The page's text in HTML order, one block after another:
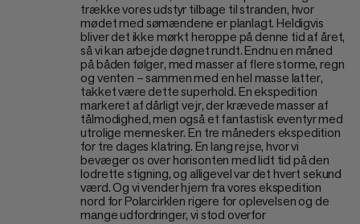
trække vores udstyr tilbage til stranden, hvor
mødet med sømændene er planlagt. Heldigvis
bliver det ikke mørkt heroppe på denne tid af året,
så vi kan arbejde døgnet rundt. Endnu en måned
på båden følger, med masser af flere storme, regn
og venten – sammen med en hel masse latter,
takket være dette superhold. En ekspedition
markeret af dårligt vejr, der krævede masser af
tålmodighed, men også et fantastisk eventyr med
utrolige mennesker. En tre måneders ekspedition
for tre dages klatring. En lang rejse, hvor vi
bevæger os over horisonten med lidt tid på den
lodrette stigning, og alligevel var det hvert sekund
værd. Og vi vender hjem fra vores ekspedition
nord for Polarcirklen rigere for oplevelsen og de
mange udfordringer, vi stod overfor